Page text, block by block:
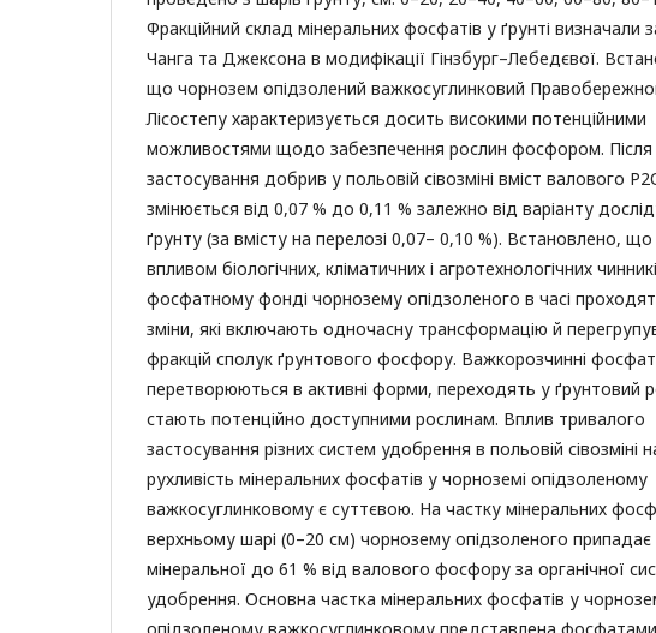
Фракційний склад мінеральних фосфатів у ґрунті визначали
Чанга та Джексона в модифікації Гінзбург–Лебедєвої.
що чорнозем опідзолений важкосуглинковий
Лісостепу характеризується досить високими потенційними
можливостями щодо забезпечення рослин фосфором. Після
застосування добрив у польовій сівозміні вміст валового
змінюється від 0,07 % до 0,11 % залежно від варіанту
ґрунту (за вмісту на перелозі 0,07– 0,10 %). Встановлено, що
впливом біологічних, кліматичних і агротехнологічних
фосфатному фонді чорнозему опідзоленого в часі
зміни, які включають одночасну трансформацію й
фракцій сполук ґрунтового фосфору. Важкорозчинні
перетворюються в активні форми, переходять у ґрунтовий
стають потенційно доступними рослинам. Вплив тривалого
застосування різних систем удобрення в польовій сівозміні
рухливість мінеральних фосфатів у чорноземі опідзоленому
важкосуглинковому є суттєвою. На частку мінеральних
верхньому шарі (0–20 см) чорнозему опідзоленого припадає
мінеральної до 61 % від валового фосфору за органічної
удобрення. Основна частка мінеральних фосфатів у